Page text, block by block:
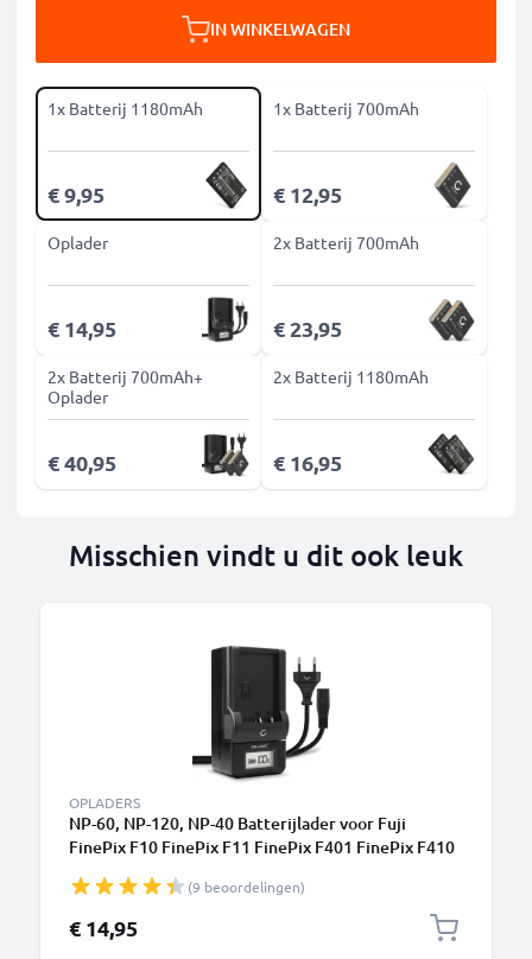
IN WINKELWAGEN
1x Batterij 1180mAh
€ 9,95
1x Batterij 700mAh
€ 12,95
Oplader
€ 14,95
2x Batterij 700mAh
€ 23,95
2x Batterij 700mAh+
Oplader
€ 40,95
2x Batterij 1180mAh
€ 16,95
Misschien vindt u dit ook leuk
OPLADERS
NP-60, NP-120, NP-40 Batterijlader voor Fuji
FinePix F10 FinePix F11 FinePix F401 FinePix F410
CELLONIC
(9 beoordelingen)
€ 14,95